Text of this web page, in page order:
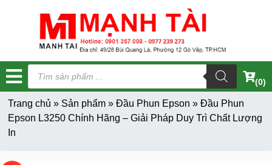
Tìm
kiếm
sản
phẩm
(0)
Trang chủ » Sản phẩm» Đầu Phun Epson » Đầu Phun
Epson L3250 Chính Hãng – Giải Pháp Duy Trì Chất Lượng
In